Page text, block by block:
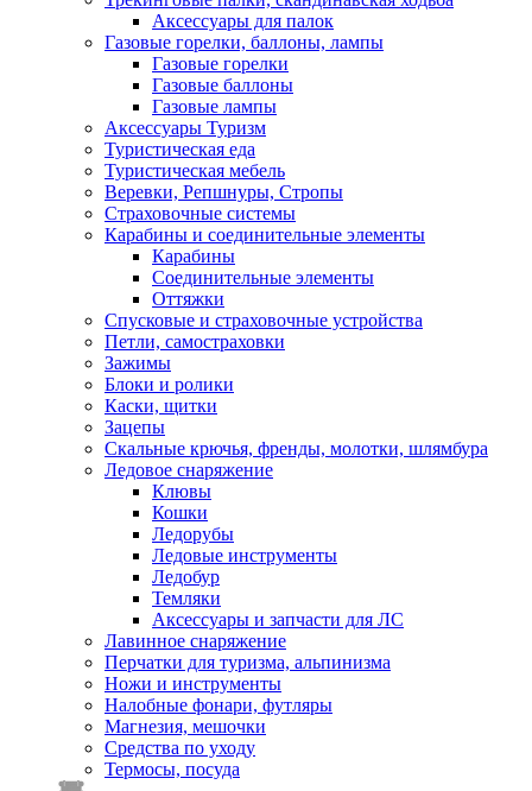
Аксессуары для палок
Газовые горелки, баллоны, лампы
Газовые горелки
Газовые баллоны
Газовые лампы
Аксессуары Туризм
Туристическая еда
Туристическая мебель
Веревки, Репшнуры, Стропы
Страховочные системы
Карабины и соединительные элементы
Карабины
Соединительные элементы
Оттяжки
Спусковые и страховочные устройства
Петли, самостраховки
Зажимы
Блоки и ролики
Каски, щитки
Зацепы
Скальные крючья, френды, молотки, шлямбура
Ледовое снаряжение
Клювы
Кошки
Ледорубы
Ледовые инструменты
Ледобур
Темляки
Аксессуары и запчасти для ЛС
Лавинное снаряжение
Перчатки для туризма, альпинизма
Ножи и инструменты
Налобные фонари, футляры
Магнезия, мешочки
Средства по уходу
Термосы, посуда